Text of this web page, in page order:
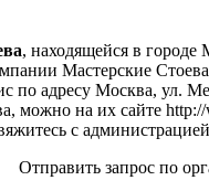
, находящейся в городе
Мастерские
по адресу Москва, ул.
можно на их сайте
с
Отправить запрос по